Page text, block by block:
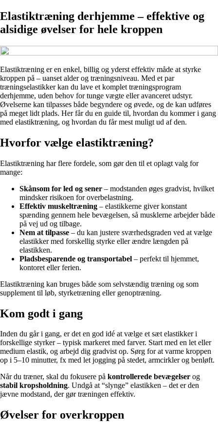
Elastiktræning derhjemme – effektive og
alsidige øvelser for hele kroppen
Elastiktræning er en enkel, billig og yderst effektiv måde at styrke
kroppen på – uanset alder og træningsniveau. Med et par
træningselastikker kan du lave et komplet træningsprogram
derhjemme, uden behov for tunge vægte eller avanceret udstyr.
Øvelserne kan tilpasses både begyndere og øvede, og de kan udføres
på meget lidt plads. Her får du en guide til, hvordan du kommer i gang
med elastiktræning, og hvordan du får mest muligt ud af den.
Hvorfor vælge elastiktræning?
Elastiktræning har flere fordele, som gør den til et oplagt valg for
mange:
Skånsom for led og sener – modstanden øges gradvist, hvilket
mindsker risikoen for overbelastning.
Effektiv muskeltræning – elastikkerne giver konstant
spænding gennem hele bevægelsen, så musklerne arbejder både
på vej ud og tilbage.
Nem at tilpasse – du kan justere sværhedsgraden ved at vælge
elastikker med forskellig styrke eller ændre længden på
elastikken.
Pladsbesparende og transportabel – perfekt til hjemmet,
kontoret eller ferien.
Elastiktræning kan bruges både som selvstændig træning og som
supplement til løb, styrketræning eller genoptræning.
Kom godt i gang
Inden du går i gang, er det en god idé at vælge et sæt elastikker i
forskellige styrker – typisk markeret med farver. Start med en let eller
medium elastik, og arbejd dig gradvist op. Sørg for at varme kroppen
op i 5–10 minutter, fx med let jogging på stedet, armcirkler og benløft.
Når du træner, skal du fokusere på kontrollerede bevægelser og
stabil kropsholdning. Undgå at “slynge” elastikken – det er den
jævne modstand, der gør træningen effektiv.
Øvelser for overkroppen